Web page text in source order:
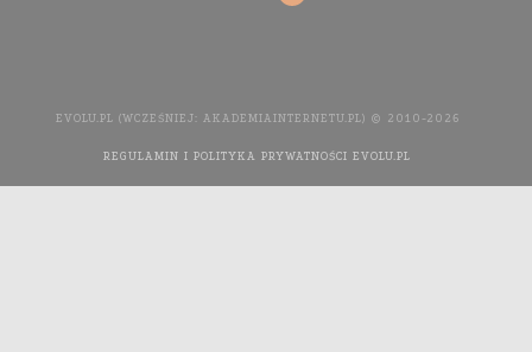
EVOLU.PL (WCZEŚNIEJ: AKADEMIAINTERNETU.PL) © 2010-2026
REGULAMIN I POLITYKA PRYWATNOŚCI EVOLU.PL